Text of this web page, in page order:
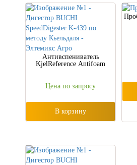
Антивспениватель
KjelReference Antifoam
Цена по запросу
В корзину